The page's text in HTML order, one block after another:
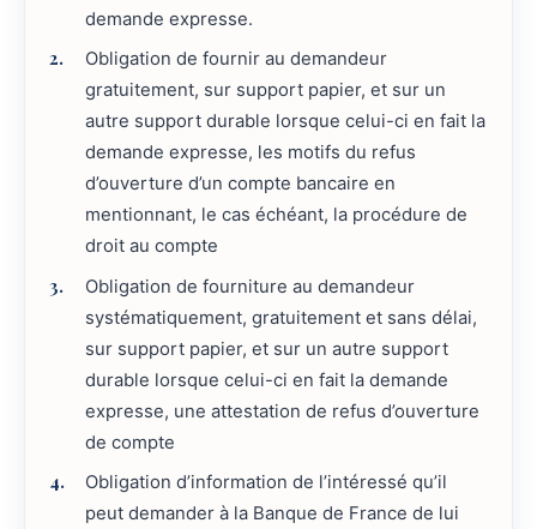
demande expresse.
Obligation de fournir au demandeur
gratuitement, sur support papier, et sur un
autre support durable lorsque celui-ci en fait la
demande expresse, les motifs du refus
d’ouverture d’un compte bancaire en
mentionnant, le cas échéant, la procédure de
droit au compte
Obligation de fourniture au demandeur
systématiquement, gratuitement et sans délai,
sur support papier, et sur un autre support
durable lorsque celui-ci en fait la demande
expresse, une attestation de refus d’ouverture
de compte
Obligation d’information de l’intéressé qu’il
peut demander à la Banque de France de lui